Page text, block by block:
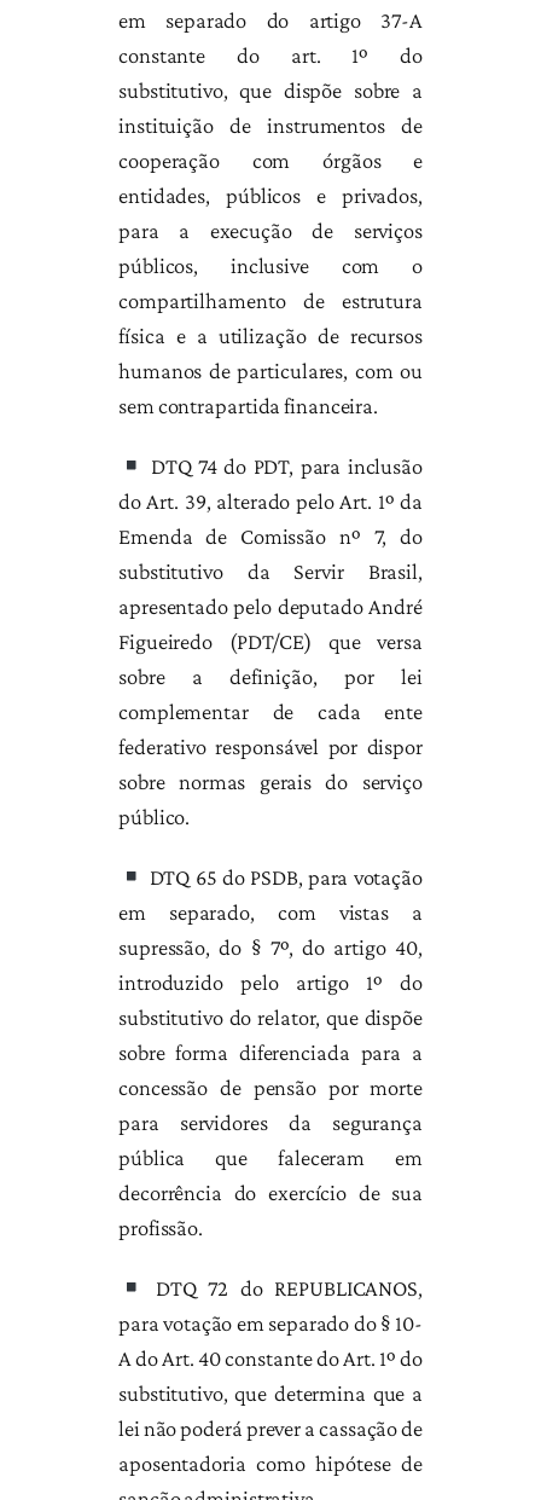
em separado do artigo 37-A
constante do art. 1º do
substitutivo, que dispõe sobre a
instituição de instrumentos de
cooperação com órgãos e
entidades, públicos e privados,
para a execução de serviços
públicos, inclusive com o
compartilhamento de estrutura
física e a utilização de recursos
humanos de particulares, com ou
sem contrapartida financeira.
DTQ 74 do PDT, para inclusão
do Art. 39, alterado pelo Art. 1º da
Emenda de Comissão nº 7, do
substitutivo da Servir Brasil,
apresentado pelo deputado André
Figueiredo (PDT/CE) que versa
sobre a definição, por lei
complementar de cada ente
federativo responsável por dispor
sobre normas gerais do serviço
público.
DTQ 65 do PSDB, para votação
em separado, com vistas a
supressão, do § 7º, do artigo 40,
introduzido pelo artigo 1º do
substitutivo do relator, que dispõe
sobre forma diferenciada para a
concessão de pensão por morte
para servidores da segurança
pública que faleceram em
decorrência do exercício de sua
profissão.
DTQ 72 do REPUBLICANOS,
para votação em separado do § 10-
A do Art. 40 constante do Art. 1º do
substitutivo, que determina que a
lei não poderá prever a cassação de
aposentadoria como hipótese de